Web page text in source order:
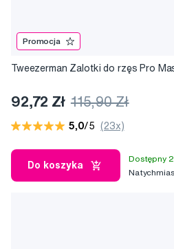
Promocja
Tweezerman Zalotki do rzęs Pro
92,72 Zł 115,90 Zł
5,0/5 (23x)
Do koszyka
Dostępny